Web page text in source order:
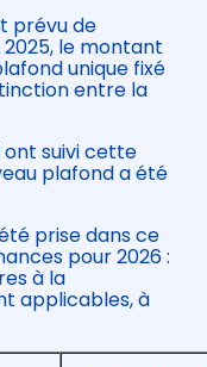
prévu de
le montant
unique fixé
entre la
ont suivi cette
plafond a été
prise dans ce
pour 2026 :
à la
applicables, à